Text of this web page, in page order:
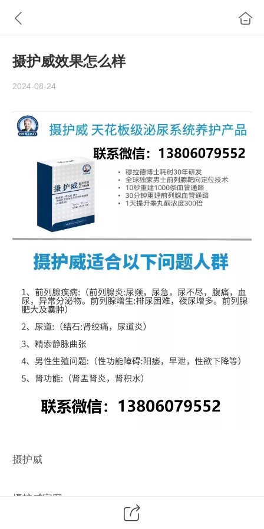
摄护威效果怎么样
2024-08-24
摄护威
摄护威官网